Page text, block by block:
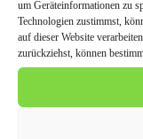
um Geräteinformationen zu
Technologien zustimmst,
auf dieser Website
zurückziehst, können
Autoankauf 1A
KFZ-Verkauf in
oder Fahrzeugtyp.
Zusatzleistungen